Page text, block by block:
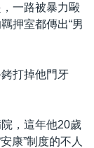
一路被暴力毆
押室都傳出“男
打掉他門牙
，這年他20歲
康”制度的不人